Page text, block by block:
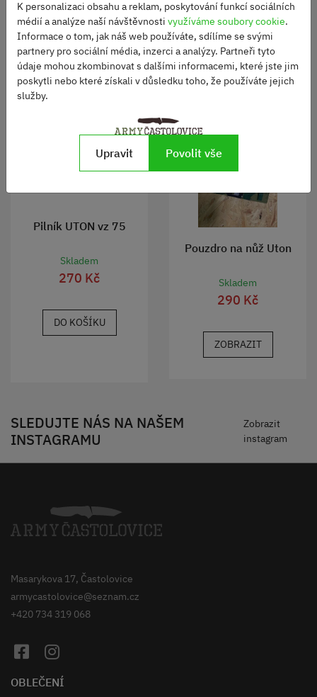
DO KOŠÍKU DO KOŠÍKU
Pilník UTON vz 75
Skladem
270 Kč
DO KOŠÍKU
Pouzdro na nůž Uton
Skladem
290 Kč
ZOBRAZIT
SLEDUJTE NÁS NA NAŠEM
INSTAGRAMU
Zobrazit
instagram
Masarykova 17, Častolovice
armycastolovice@seznam.cz
+420 734 319 068
OBLEČENÍ
K personalizaci obsahu a reklam, poskytování funkcí sociálních
médií a analýze naší návštěvnosti využíváme soubory cookie.
Informace o tom, jak náš web používáte, sdílíme se svými
partnery pro sociální média, inzerci a analýzy. Partneři tyto
údaje mohou zkombinovat s dalšími informacemi, které jste jim
poskytli nebo které získali v důsledku toho, že používáte jejich
služby.
Upravit Povolit vše